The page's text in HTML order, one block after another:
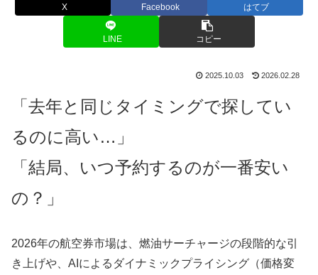
X Facebook はてブ
LINE コピー
2025.10.03 2026.02.28
「去年と同じタイミングで探してい
るのに高い…」
「結局、いつ予約するのが一番安い
の？」
2026年の航空券市場は、燃油サーチャージの段階的な引
き上げや、AIによるダイナミックプライシング（価格変